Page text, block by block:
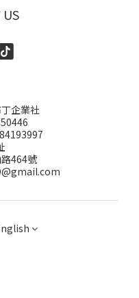
US
企業社
464號